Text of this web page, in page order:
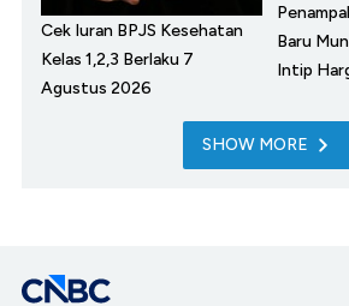
Cek Iuran BPJS Kesehatan
Kelas 1,2,3 Berlaku 7
Agustus 2026
Baru
Intip
SHOW MORE